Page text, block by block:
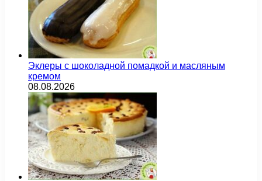
Эклеры с шоколадной помадкой и масляным
кремом
08.08.2026